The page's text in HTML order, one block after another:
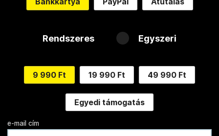
Rendszeres Egyszeri
9 990 Ft 19 990 Ft 49 990 Ft
Egyedi támogatás
e-mail cím